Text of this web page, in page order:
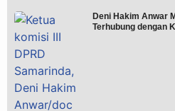
Deni Hakim Anwar
Terhubung dengan